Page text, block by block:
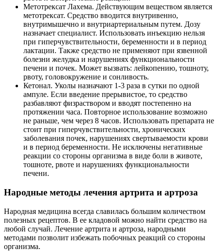
Метотрексат Лахема. Действующим веществом является
метотрексат. Средство вводится внутривенно,
внутримышечно и внутриартериальным путем. Дозу
назначает специалист. Использовать инъекцию нельзя
при гиперчувствительности, беременности и в период
лактации. Также средство не применяют при язвенной
болезни желудка и нарушениях функциональности
печени и почек. Может вызвать: лейкопению, тошноту,
рвоту, головокружение и сонливость.
Кетонал. Уколы назначают 1-3 раза в сутки по одной
ампуле. Если введение прерывистое, то средство
разбавляют физраствором и вводят постепенно на
протяжении часа. Повторное использование возможно
не раньше, чем через 8 часов. Использовать препарата не
стоит при гиперчувствительности, хронических
заболевания почек, нарушениях свертываемости крови
и в период беременности. Не исключены негативные
реакции со стороны организма в виде боли в животе,
тошноте, рвоте и нарушениях функциональности
печени.
Народные методы лечения артрита и артроза
Народная медицина всегда славилась большим количеством
полезных рецептов. В ее кладовой можно найти средство на
любой случай. Лечение артрита и артроза, народными
методами позволит избежать побочных реакций со стороны
организма.